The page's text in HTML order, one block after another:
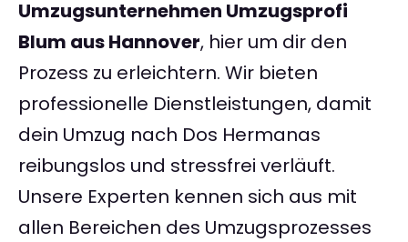
Umzugsunternehmen Umzugsprofi
Blum aus Hannover, hier um dir den
Prozess zu erleichtern. Wir bieten
professionelle Dienstleistungen, damit
dein Umzug nach Dos Hermanas
reibungslos und stressfrei verläuft.
Unsere Experten kennen sich aus mit
allen Bereichen des Umzugsprozesses